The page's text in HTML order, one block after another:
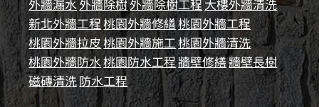
外牆漏水 外牆除樹外牆除樹工程大樓外牆清洗
新北外牆工程 桃園外牆修繕桃園外牆工程
桃園外牆拉皮 桃園外牆施工 桃園外牆清洗
桃園外牆防水 桃園防水工程牆壁修繕牆壁長樹
磁磚清洗防水工程